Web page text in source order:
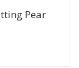
Pear